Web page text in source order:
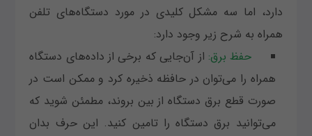
دارد، اما سه مشکل کلیدی در مورد دستگاه‌های تلفن
همراه به شرح زیر وجود دارد:
حفظ برق: از آن‌جایی که برخی از داده‌های دستگاه
همراه را می‌توان در حافظه ذخیره کرد و ممکن است در
صورت قطع برق دستگاه از بین بروند، مطمئن شوید که
می‌توانید برق دستگاه را تامین کنید. این حرف بدان